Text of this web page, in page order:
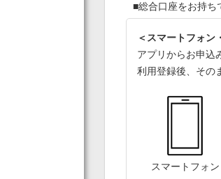
■総合口座をお持ち
＜スマートフォン
アプリからお申込
利用登録後、その
スマートフォ